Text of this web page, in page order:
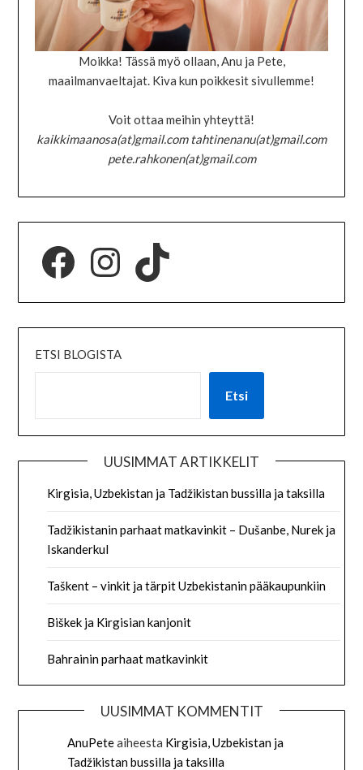
Moikka! Tässä myö ollaan, Anu ja Pete,
maailmanvaeltajat. Kiva kun poikkesit sivullemme!
Voit ottaa meihin yhteyttä!
kaikkimaanosa(at)gmail.com tahtinenanu(at)gmail.com
pete.rahkonen(at)gmail.com
ETSI BLOGISTA
Etsi
UUSIMMAT ARTIKKELIT
Kirgisia, Uzbekistan ja Tadžikistan bussilla ja taksilla
Tadžikistanin parhaat matkavinkit – Dušanbe, Nurek ja
Iskanderkul
Taškent – vinkit ja tärpit Uzbekistanin pääkaupunkiin
Biškek ja Kirgisian kanjonit
Bahrainin parhaat matkavinkit
UUSIMMAT KOMMENTIT
AnuPeteaiheesta Kirgisia, Uzbekistan ja
Tadžikistan bussilla ja taksilla